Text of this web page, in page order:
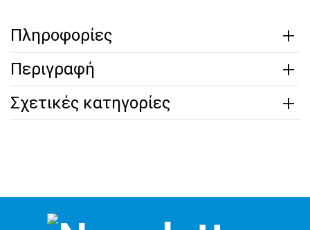
Πληροφορίες
Περιγραφή
Σχετικές κατηγορίες